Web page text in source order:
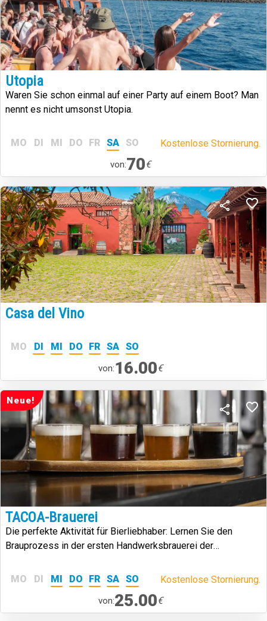
Utopia
Waren Sie schon einmal auf einer Party auf einem Boot? Man
nennt es nicht umsonst Utopia.
MO DI MI DO FR SA SO Kostenlose Stornierung.
von:70€
Casa del Vino
MO DI MI DO FR SA SO
von:16.00€
Neue!
TACOA-Brauerei
Die perfekte Aktivität für Bierliebhaber: Lernen Sie den
Brauprozess in der ersten Handwerksbrauerei der
MO
DI MI DO FR SA SO Kostenlose Stornierung.
von:25.00€